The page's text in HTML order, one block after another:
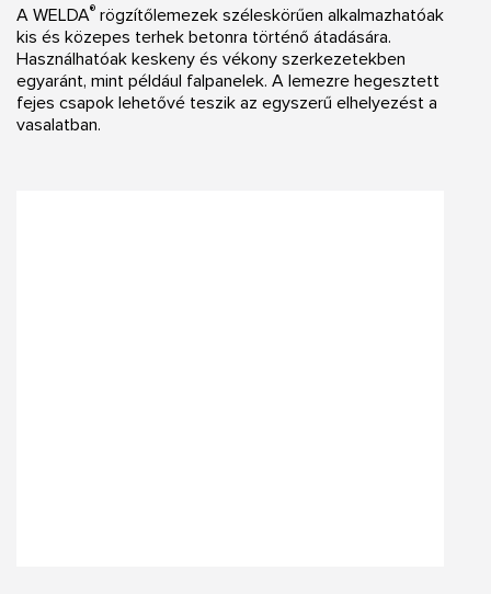
A WELDA® rögzítőlemezek széleskörűen alkalmazhatóak
kis és közepes terhek betonra történő átadására.
Használhatóak keskeny és vékony szerkezetekben
egyaránt, mint például falpanelek. A lemezre hegesztett
fejes csapok lehetővé teszik az egyszerű elhelyezést a
vasalatban.